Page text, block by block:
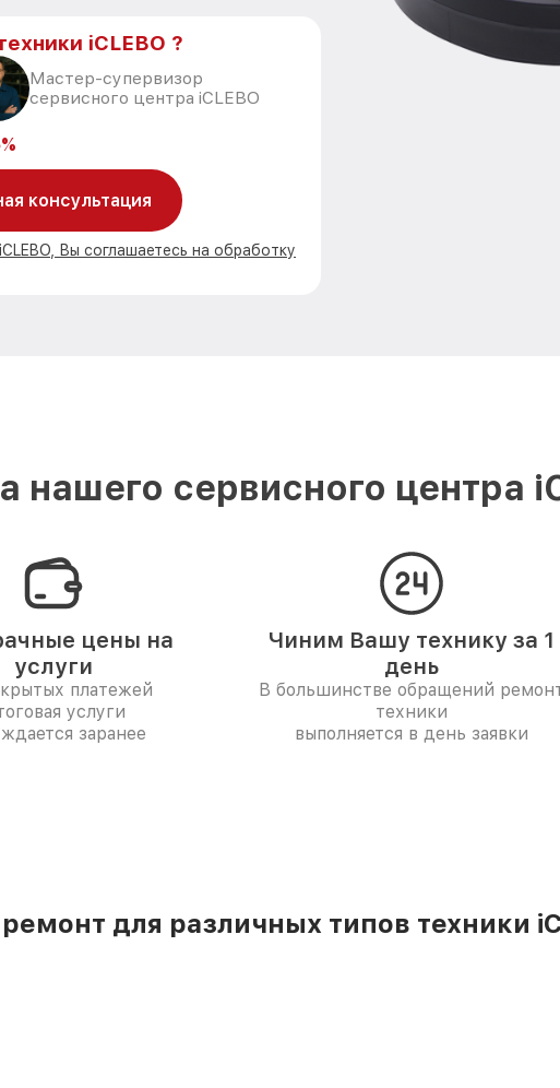
iCLEBO ?
Мастер-супервизор
сервисного центра iCLEBO
консультация
Вы соглашаетесь на обработку
нашего сервисного центра
цены на
услуги
платежей
услуги
заранее
Чиним Вашу технику за 1
день
В большинстве обращений
техники
выполняется в день заявки
для различных типов техники